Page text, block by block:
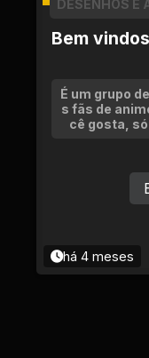
Bem vindos
DESENHOS E
É um grupo
s fãs de
cê gosta,
há 4 meses